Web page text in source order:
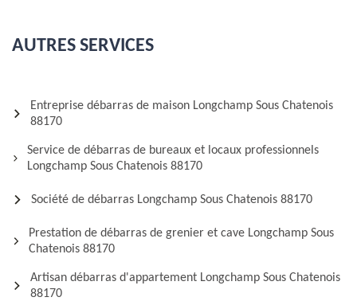
AUTRES SERVICES
Entreprise débarras de maison Longchamp Sous Chatenois
88170
Service de débarras de bureaux et locaux professionnels
Longchamp Sous Chatenois 88170
Société de débarras Longchamp Sous Chatenois 88170
Prestation de débarras de grenier et cave Longchamp Sous
Chatenois 88170
Artisan débarras d'appartement Longchamp Sous Chatenois
88170